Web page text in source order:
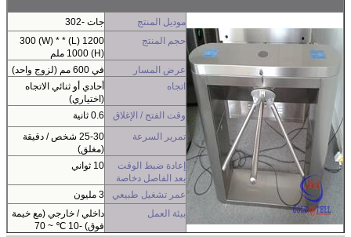
موديل المنتج
جات -302
حجم المنتج
1200 (L) * 300 (W) *
1000 (H) ملم
عرض المسار
في 600 مم (لزوج واحد)
اتجاه
أحادي أو ثنائي الاتجاه
(اختياري)
وقت الفتح / الإغلاق
0.6 ثانية
تمرير السرعة
25-30 شخص / دقيقة
(مغلق)
إعادة ضبط الوقت
بعد الفاصل دخاصة
10 ثواني
عمر تشغيل طبيعي
3 مليون
بيئة العمل
داخلي / خارجي (مع خيمة
فوق) -10 ℃ ~ 70